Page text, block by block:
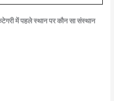
में पहले स्थान पर कौन सा संस्थान